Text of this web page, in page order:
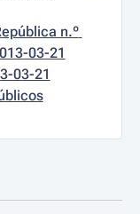
n.º
03-21
03-21